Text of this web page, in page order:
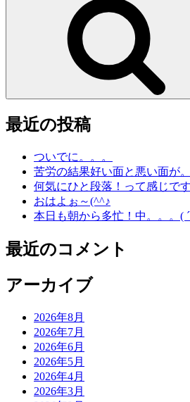
最近の投稿
ついでに。。。
苦労の結果好い面と悪い面が
何気にひと段落！って感じで
おはよぉ～(^^♪
本日も朝から多忙！中。。。(
最近のコメント
アーカイブ
2026年8月
2026年7月
2026年6月
2026年5月
2026年4月
2026年3月